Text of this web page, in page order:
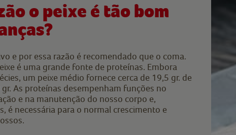
o peixe é tão bom
e por essa razão é recomendado que o coma.
é uma grande fonte de proteínas. Embora
um peixe médio fornece cerca de 19,5 gr. de
As proteínas desempenham funções no
e na manutenção do nosso corpo e,
é necessária para o normal crescimento e